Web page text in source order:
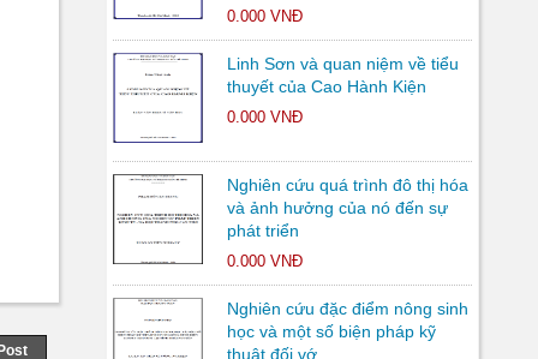
0.000 VNĐ
Linh Sơn và quan niệm về tiểu
thuyết của Cao Hành Kiện
0.000 VNĐ
Nghiên cứu quá trình đô thị hóa
và ảnh hưởng của nó đến sự
phát triển
0.000 VNĐ
Nghiên cứu đặc điểm nông sinh
học và một số biện pháp kỹ
thuật đối vớ